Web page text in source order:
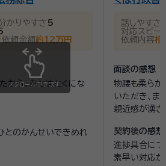
かりやすさ 5
依頼金額約12万円
から。あとはとくにな
とのかんせいできめれ
話しやすさ
対応スピー
依頼内容相
面談の感想
物腰も柔らか
いただき、ま
親近感が湧き
契約後の感想
進捗具合に
素早い対応が
スクロールできます